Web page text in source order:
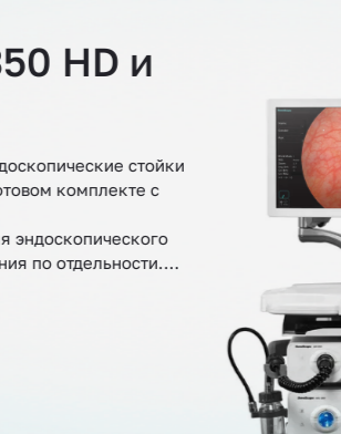
HD и
стойки
комплекте с
эндоскопического
по отдельности.